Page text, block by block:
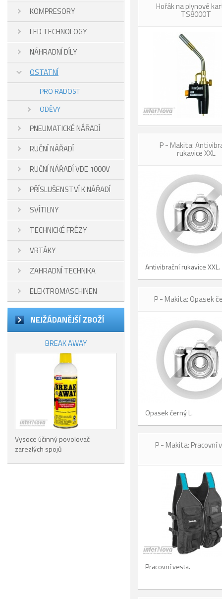
KOMPRESORY
LED TECHNOLOGY
NÁHRADNÍ DÍLY
OSTATNÍ
PRO RADOST
ODĚVY
PNEUMATICKÉ NÁŘADÍ
RUČNÍ NÁŘADÍ
RUČNÍ NÁŘADÍ VDE 1000V
PŘÍSLUŠENSTVÍ K NÁŘADÍ
SVÍTILNY
TECHNICKÉ FRÉZY
VRTÁKY
ZAHRADNÍ TECHNIKA
ELEKTROMASCHINEN
NEJŽÁDANĚJŠÍ ZBOŽÍ
BREAK AWAY
Vysoce účinný povolovač
zarezlých spojů
Hořák na plynové
TS8000T
P - Makita:
rukavice XXL
Antivibrační rukavice XXL.
P - Makita: Opasek
Opasek černý L.
P - Makita: Pracovní
Pracovní vesta.